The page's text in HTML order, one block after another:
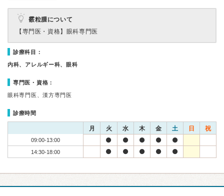
霰粒腫について
【専門医・資格】 眼科専門医
診療科目：
内科、アレルギー科、眼科
専門医・資格：
眼科専門医、漢方専門医
診療時間
月 火 水 木 金 土 日 祝
09:00-13:00
14:30-18:00